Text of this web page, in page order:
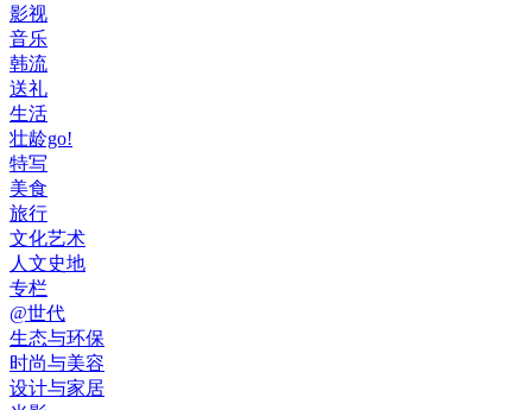
影视
音乐
韩流
送礼
生活
壮龄go!
特写
美食
旅行
文化艺术
人文史地
专栏
@世代
生态与环保
时尚与美容
设计与家居